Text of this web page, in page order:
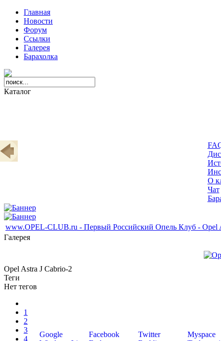
Главная
Новости
Форум
Ссылки
Галерея
Барахолка
Каталог
О
Чат
www.OPEL-CLUB.ru - Первый Российский Опель Клуб - Opel
Галерея
Opel Astra J Cabrio-2
Теги
Нет тегов
1
2
3
4
Google Facebook Twitter
Myspace